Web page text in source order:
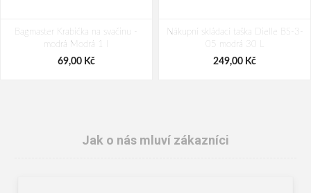
Bagmaster Krabička na svačinu -
modrá Modrá 1 l
69,00 Kč
Nákupní skládací taška Dielle BS-3-
05 modrá 30 L
249,00 Kč
Jak o nás mluví zákazníci